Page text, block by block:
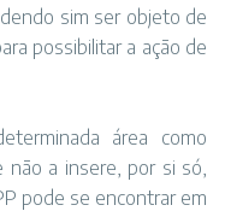
sim ser objeto de
possibilitar a ação de
área como
não a insere, por si só,
pode se encontrar em